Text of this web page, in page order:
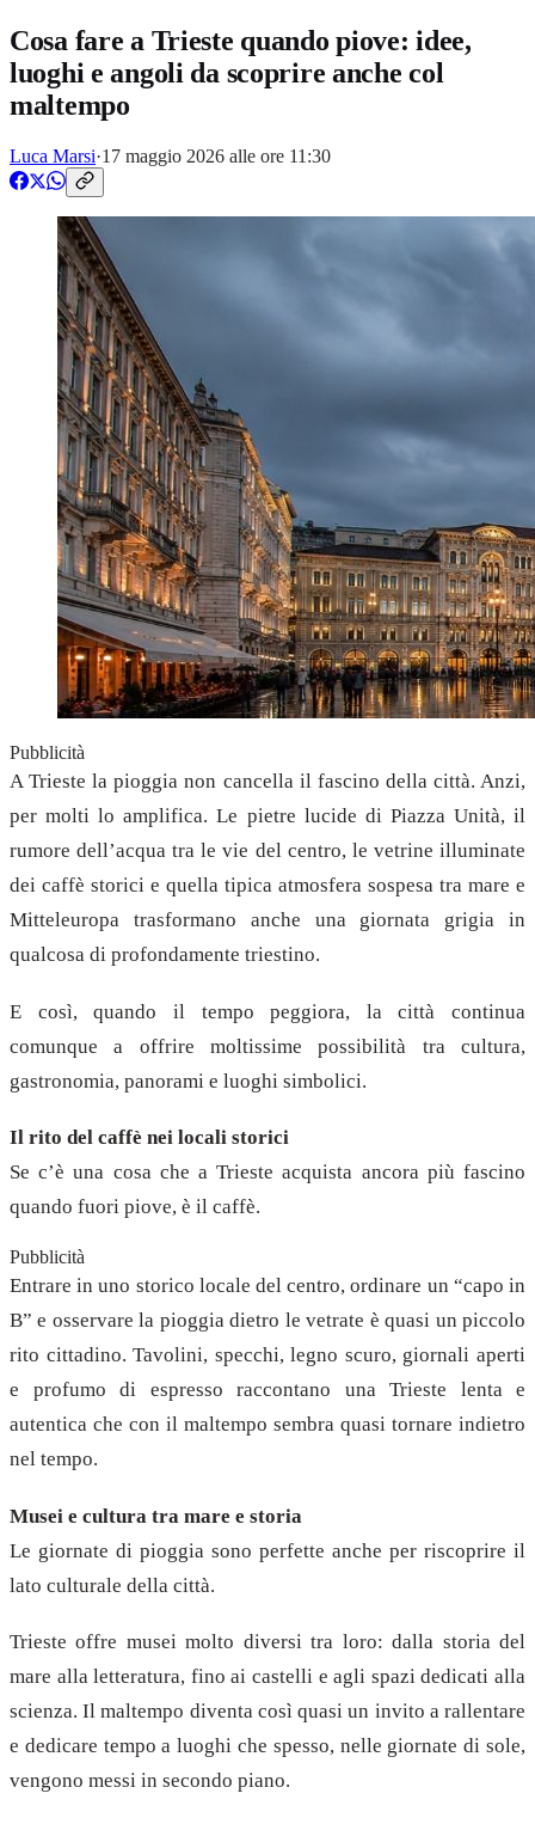
Cosa fare a Trieste quando piove: idee,
luoghi e angoli da scoprire anche col
maltempo
Luca Marsi·17 maggio 2026 alle ore 11:30
Pubblicità
A Trieste la pioggia non cancella il fascino della città. Anzi,
per molti lo amplifica. Le pietre lucide di Piazza Unità, il
rumore dell’acqua tra le vie del centro, le vetrine illuminate
dei caffè storici e quella tipica atmosfera sospesa tra mare e
Mitteleuropa trasformano anche una giornata grigia in
qualcosa di profondamente triestino.
E così, quando il tempo peggiora, la città continua
comunque a offrire moltissime possibilità tra cultura,
gastronomia, panorami e luoghi simbolici.
Il rito del caffè nei locali storici
Se c’è una cosa che a Trieste acquista ancora più fascino
quando fuori piove, è il caffè.
Pubblicità
Entrare in uno storico locale del centro, ordinare un “capo in
B” e osservare la pioggia dietro le vetrate è quasi un piccolo
rito cittadino. Tavolini, specchi, legno scuro, giornali aperti
e profumo di espresso raccontano una Trieste lenta e
autentica che con il maltempo sembra quasi tornare indietro
nel tempo.
Musei e cultura tra mare e storia
Le giornate di pioggia sono perfette anche per riscoprire il
lato culturale della città.
Trieste offre musei molto diversi tra loro: dalla storia del
mare alla letteratura, fino ai castelli e agli spazi dedicati alla
scienza. Il maltempo diventa così quasi un invito a rallentare
e dedicare tempo a luoghi che spesso, nelle giornate di sole,
vengono messi in secondo piano.